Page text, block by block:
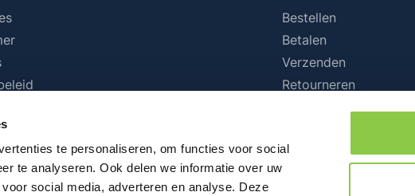
te personaliseren, om functies voor social
te analyseren. Ook delen we informatie over uw
social media, adverteren en analyse. Deze
Bestellen
Betalen
Verzenden
Retourneren